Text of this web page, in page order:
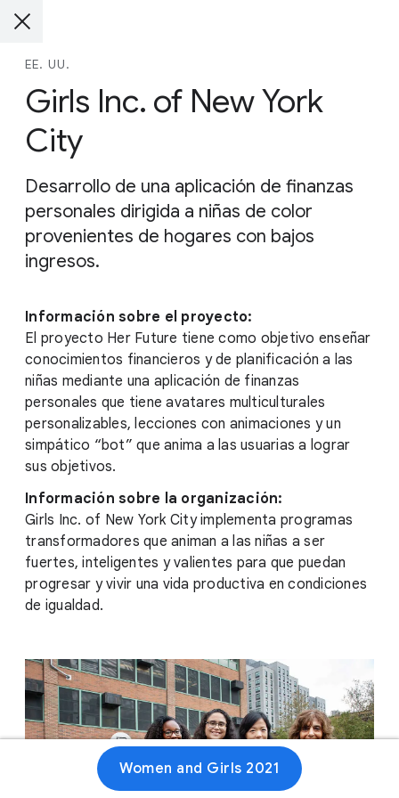
EE. UU.
Girls Inc. of New York
City
Desarrollo de una aplicación de finanzas
personales dirigida a niñas de color
provenientes de hogares con bajos
ingresos.
Información sobre el proyecto:
El proyecto Her Future tiene como objetivo enseñar
conocimientos financieros y de planificación a las
niñas mediante una aplicación de finanzas
personales que tiene avatares multiculturales
personalizables, lecciones con animaciones y un
simpático “bot” que anima a las usuarias a lograr
sus objetivos.
Información sobre la organización:
Girls Inc. of New York City implementa programas
transformadores que animan a las niñas a ser
fuertes, inteligentes y valientes para que puedan
progresar y vivir una vida productiva en condiciones
de igualdad.
Women and Girls 2021